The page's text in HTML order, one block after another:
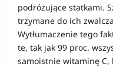
podróżujące statkami.
trzymane do ich
Wytłumaczenie tego
te, tak jak 99 proc.
samoistnie witaminę